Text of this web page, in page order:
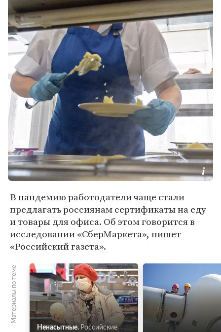
В пандемию работодатели чаще стали
предлагать россиянам сертификаты на еду
и товары для офиса. Об этом говорится в
исследовании «СберМаркета», пишет
«Российский газета».
Материалы по теме
Ненасытные. Российские